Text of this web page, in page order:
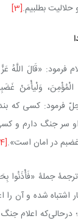
حلالیت بطلبیم.[3]
فرمود: «قَالَ اللَّهُ
وَلْیأْمَنْ
فرمود: كسی كه
سر جنگ دارم و
در امان است».
جملۀ «فَأْذَنُوا
اشتباه شده و آن
درحالی‌كه اعلام